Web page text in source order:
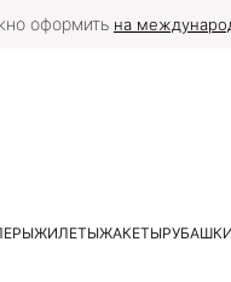
оформить на
ЖИЛЕТЫЖАКЕТЫРУБАШКИ